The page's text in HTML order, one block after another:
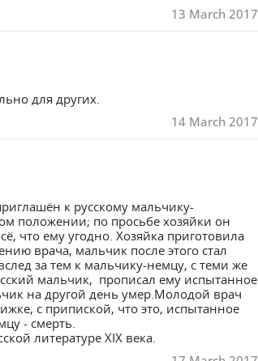
13 March 2017
для других.
14 March 2017
к русскому мальчику-
положении; по просьбе хозяйки он
что ему угодно. Хозяйка приготовила
врача, мальчик после этого стал
за тем к мальчику-немцу, с теми же
мальчик,  прописал ему испытанное
на другой день умер.Молодой врач
с припиской, что это, испытанное
- смерть.
литературе XIX века.